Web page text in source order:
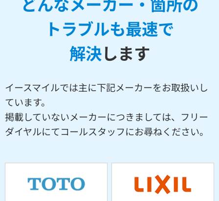
トラブルも最速で
解決します
イースマイルでは主に下記メーカーをお取扱いし
ています。
掲載していないメーカーにつきましては、フリー
ダイヤルにてコールスタッフにお尋ねください。